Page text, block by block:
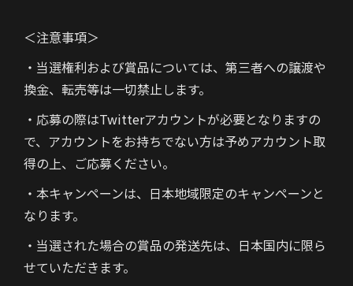
＜注意事項＞
・当選権利および賞品については、第三者への譲渡や
換金、転売等は一切禁止します。
・応募の際はTwitterアカウントが必要となりますの
で、アカウントをお持ちでない方は予めアカウント取
得の上、ご応募ください。
・本キャンペーンは、日本地域限定のキャンペーンと
なります。
・当選された場合の賞品の発送先は、日本国内に限ら
せていただきます。